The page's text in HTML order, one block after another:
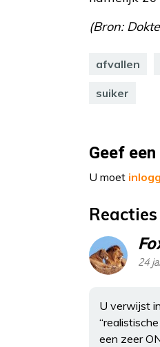
(Bron:
afvallen
suiker
Geef
U moet
24
U verwijst
een zeer